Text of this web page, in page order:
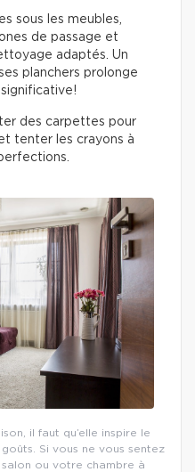
sous les meubles,
de passage et
adaptés. Un
planchers prolonge
des carpettes pour
tenter les crayons à
il faut qu’elle inspire le
Si vous ne vous sentez
ou votre chambre à